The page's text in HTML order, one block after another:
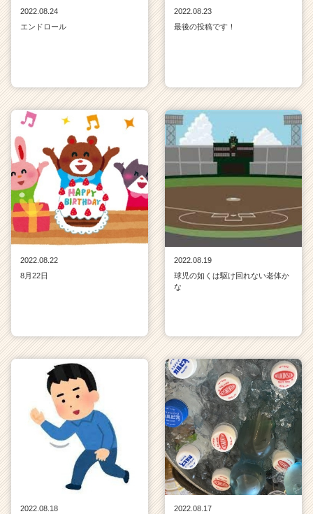
2022.08.24
エンドロール
2022.08.23
最後の投稿です！
2022.08.22
8月22日
2022.08.19
球児の如くは駆け回れない老体か
な
2022.08.18
2022.08.17